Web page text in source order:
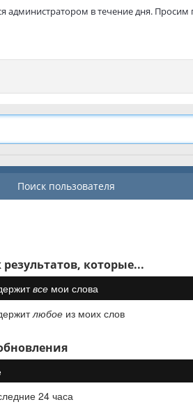
администратором в течение дня.
Поиск пользователя
результатов, которые...
всемои слова
любоеиз моих слов
24 часа